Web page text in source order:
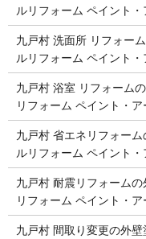
ルリフォーム ペイント
九戸村 洗面所 リフォー
ルリフォーム ペイント
九戸村 浴室 リフォーム
リフォーム ペイント・
九戸村 省エネリフォー
ルリフォーム ペイント
九戸村 耐震リフォーム
リフォーム ペイント・
九戸村 間取り変更の外